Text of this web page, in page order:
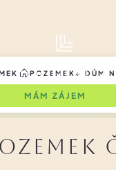
POZEMEK+ DŮM
MÁM ZÁJEM
STAVEBNÍHO